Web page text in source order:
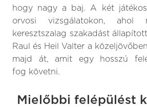
hogy nagy a baj. A két
orvosi vizsgálatokon, ahol
keresztszalag szakadást
Raul és Heil Valter a
majd át, amit egy hosszú
fog követni.
Mielőbbi felépülést